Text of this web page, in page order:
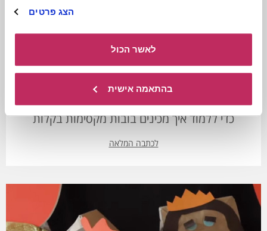
הצג פרטים
לאשר הכול
בהתאמה אישית
כדי ללמוד איך מכינים בובות מקסימות בקלות
לכתבה המלאה